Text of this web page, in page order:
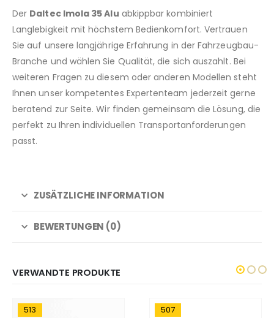
Der Daltec Imola 35 Alu abkippbar kombiniert
Langlebigkeit mit höchstem Bedienkomfort. Vertrauen
Sie auf unsere langjährige Erfahrung in der Fahrzeugbau-
Branche und wählen Sie Qualität, die sich auszahlt. Bei
weiteren Fragen zu diesem oder anderen Modellen steht
Ihnen unser kompetentes Expertenteam jederzeit gerne
beratend zur Seite. Wir finden gemeinsam die Lösung, die
perfekt zu Ihren individuellen Transportanforderungen
passt.
ZUSÄTZLICHE INFORMATION
BEWERTUNGEN (0)
VERWANDTE PRODUKTE
513 507